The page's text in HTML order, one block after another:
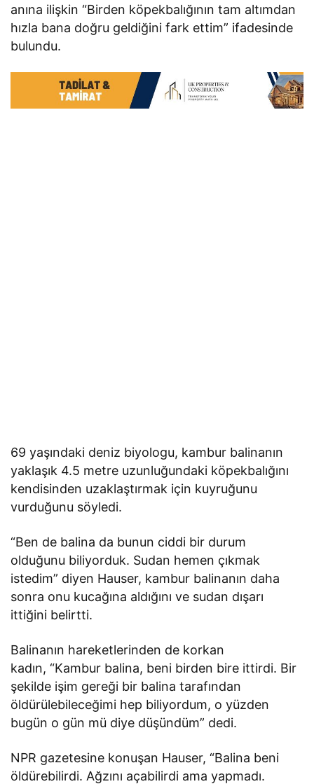
anına ilişkin “Birden köpekbalığının tam altımdan
hızla bana doğru geldiğini fark ettim” ifadesinde
bulundu.
69 yaşındaki deniz biyologu, kambur balinanın
yaklaşık 4.5 metre uzunluğundaki köpekbalığını
kendisinden uzaklaştırmak için kuyruğunu
vurduğunu söyledi.
“Ben de balina da bunun ciddi bir durum
olduğunu biliyorduk. Sudan hemen çıkmak
istedim” diyen Hauser, kambur balinanın daha
sonra onu kucağına aldığını ve sudan dışarı
ittiğini belirtti.
Balinanın hareketlerinden de korkan
kadın, “Kambur balina, beni birden bire ittirdi. Bir
şekilde işim gereği bir balina tarafından
öldürülebileceğimi hep biliyordum, o yüzden
bugün o gün mü diye düşündüm” dedi.
NPR gazetesine konuşan Hauser, “Balina beni
öldürebilirdi. Ağzını açabilirdi ama yapmadı.